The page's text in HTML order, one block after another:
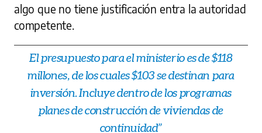
algo que no tiene justificación entra la autoridad
competente.
El presupuesto para el ministerio es de $118
millones, de los cuales $103 se destinan para
inversión. Incluye dentro de los programas
planes de construcción de viviendas de
continuidad”